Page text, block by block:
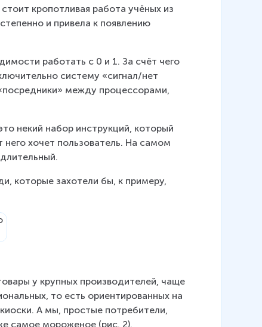
кропотливая работа учёных из
и привела к появлению
работать с 0 и 1. За счёт чего
систему «сигнал/нет
между процессорами,
некий набор инструкций, который
хочет пользователь. На самом
которые захотели бы, к примеру,
у крупных производителей, чаще
то есть ориентированных на
А мы, простые потребители,
самое мороженое (рис. 2).